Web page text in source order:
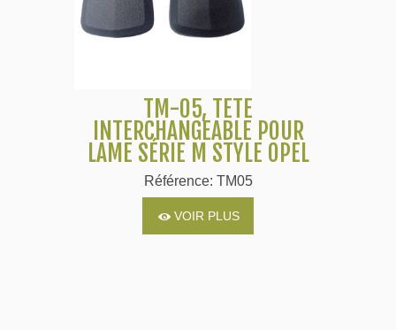
TM-05, TÊTE
INTERCHANGEABLE POUR
LAME SÉRIE M STYLE OPEL
Référence: TM05
VOIR PLUS